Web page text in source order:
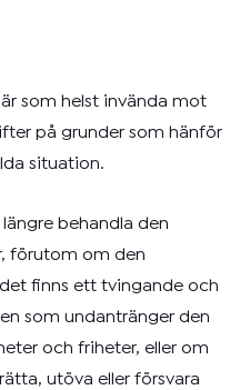
som helst invända mot
på grunder som hänför
situation.
behandla den
förutom om den
finns ett tvingande och
som undantränger den
och friheter, eller om
utöva eller försvara